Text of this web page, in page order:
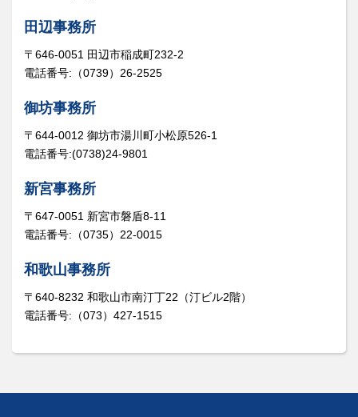
田辺事務所
〒646-0051 田辺市稲成町232-2
電話番号:（0739）26-2525
御坊事務所
〒644-0012 御坊市湯川町小松原526-1
電話番号:(0738)24-9801
新宮事務所
〒647-0051 新宮市磐盾8-11
電話番号:（0735）22-0015
和歌山事務所
〒640-8232 和歌山市南汀丁22（汀ビル2階）
電話番号:（073）427-1515